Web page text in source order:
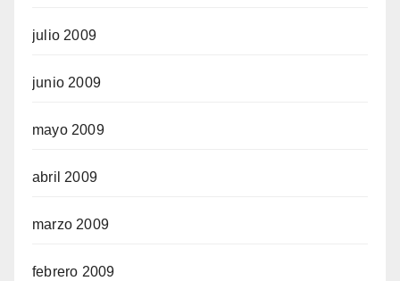
julio 2009
junio 2009
mayo 2009
abril 2009
marzo 2009
febrero 2009